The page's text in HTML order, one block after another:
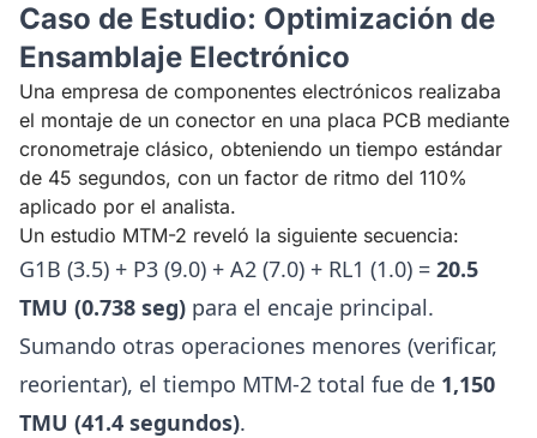
Caso de Estudio: Optimización de
Ensamblaje Electrónico
Una empresa de componentes electrónicos realizaba
el montaje de un conector en una placa PCB mediante
cronometraje clásico, obteniendo un tiempo estándar
de 45 segundos, con un factor de ritmo del 110%
aplicado por el analista.
Un estudio MTM-2 reveló la siguiente secuencia:
G1B (3.5) + P3 (9.0) + A2 (7.0) + RL1 (1.0) = 20.5
TMU (0.738 seg) para el encaje principal.
Sumando otras operaciones menores (verificar,
reorientar), el tiempo MTM-2 total fue de 1,150
TMU (41.4 segundos).